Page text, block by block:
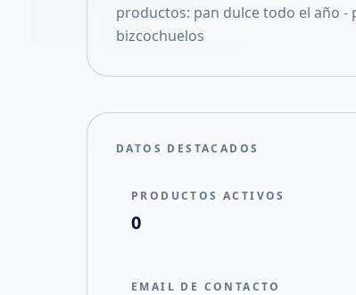
productos: pan dulce todo el año
bizcochuelos
DATOS DESTACADOS
PRODUCTOS ACTIVOS
0
EMAIL DE CONTACTO